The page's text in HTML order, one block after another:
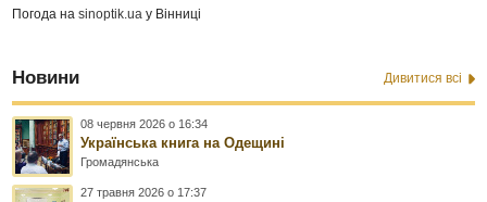
Погода наsinoptik.ua у Вінниці
Новини Дивитися всі
08 червня 2026 о 16:34
Українська книга на Одещині
Громадянська
27 травня 2026 о 17:37